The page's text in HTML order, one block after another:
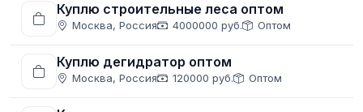
Куплю строительные леса оптом
Москва, Россия 4000000 руб. Оптом
Куплю дегидратор оптом
Москва, Россия 120000 руб. Оптом